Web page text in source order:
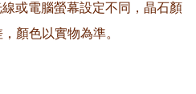
或電腦螢幕設定不同，晶石顏
顏色以實物為準。